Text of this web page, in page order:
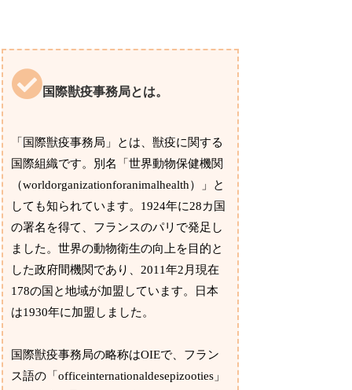
国際獣疫事務局とは。
「国際獣疫事務局」とは、獣疫に関する
国際組織です。別名「世界動物保健機関
（worldorganizationforanimalhealth）」と
しても知られています。1924年に28カ国
の署名を得て、フランスのパリで発足し
ました。世界の動物衛生の向上を目的と
した政府間機関であり、2011年2月現在
178の国と地域が加盟しています。日本
は1930年に加盟しました。
国際獣疫事務局の略称はOIEで、フラン
ス語の「officeinternationaldesepizooties」